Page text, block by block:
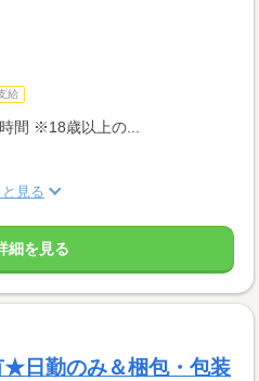
給
間 ※18歳以上の...
と見る
細を見る
★日勤のみ＆梱包・包装